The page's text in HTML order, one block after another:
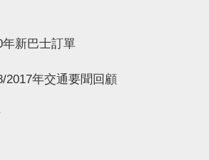
年新巴士訂單
2017年交通要聞回顧